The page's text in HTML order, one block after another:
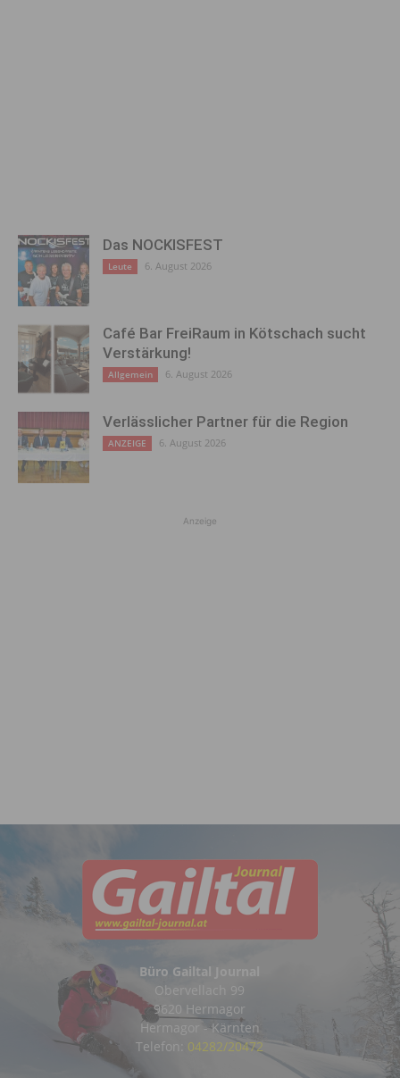
Das NOCKISFEST
Leute 6. August 2026
Café Bar FreiRaum in Kötschach sucht
Verstärkung!
Allgemein 6. August 2026
Verlässlicher Partner für die Region
ANZEIGE 6. August 2026
Anzeige
Büro Gailtal Journal
Obervellach 99
9620 Hermagor
Hermagor - Kärnten
Telefon: 04282/20472